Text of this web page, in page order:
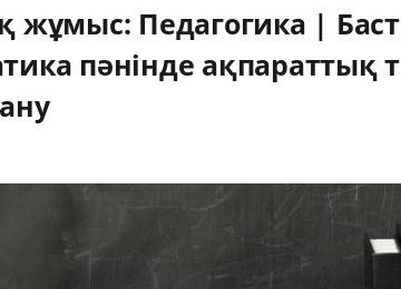
жұмыс: Педагогика |
пәнінде ақпараттық